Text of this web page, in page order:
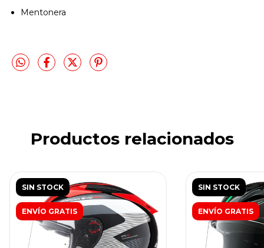
Mentonera
Productos relacionados
SIN STOCK
ENVÍO GRATIS
SIN STOCK
ENVÍO GRATIS